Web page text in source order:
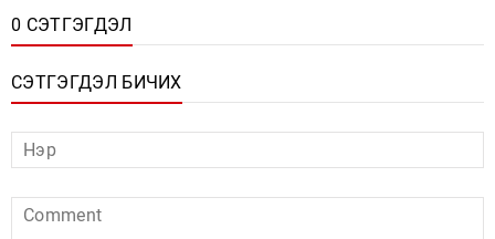
0 СЭТГЭГДЭЛ
СЭТГЭГДЭЛ БИЧИХ